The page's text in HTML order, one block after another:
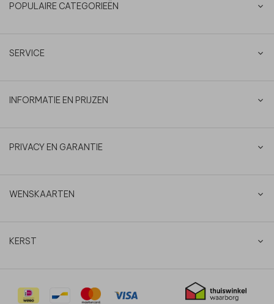
POPULAIRE CATEGORIEËN
SERVICE
INFORMATIE EN PRIJZEN
PRIVACY EN GARANTIE
WENSKAARTEN
KERST